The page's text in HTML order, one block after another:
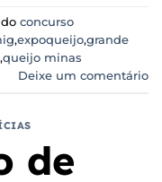
concurso
,expoqueijo,grande
,queijo minas
Deixe um comentário
de